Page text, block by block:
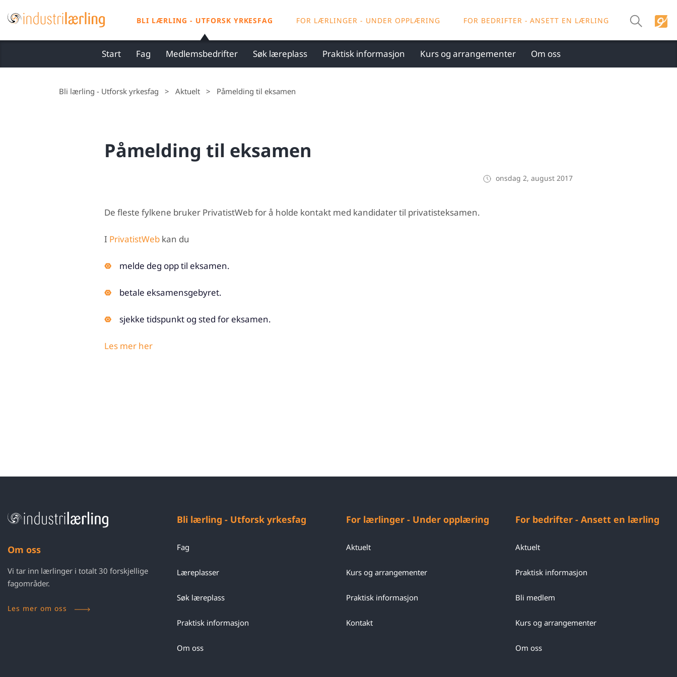
BLI LÆRLING - UTFORSK YRKESFAG FOR LÆRLINGER - UNDER OPPLÆRING FOR BEDRIFTER - ANSETT EN LÆRLING
Start Fag Medlemsbedrifter Søk læreplass Praktisk informasjon Kurs og arrangementer Om oss
Bli lærling - Utforsk yrkesfag > Aktuelt > Påmelding til eksamen
Påmelding til eksamen
onsdag 2, august 2017
De fleste fylkene bruker PrivatistWeb for å holde kontakt med kandidater til privatisteksamen.
I PrivatistWeb kan du
melde deg opp til eksamen.
betale eksamensgebyret.
sjekke tidspunkt og sted for eksamen.
Les mer her
Om oss
Vi tar inn lærlinger i totalt 30 forskjellige
fagområder.
Les mer om oss
Bli lærling - Utforsk yrkesfag
Fag
Læreplasser
Søk læreplass
Praktisk informasjon
Om oss
For lærlinger - Under opplæring
Aktuelt
Kurs og arrangementer
Praktisk informasjon
Kontakt
For bedrifter - Ansett en lærling
Aktuelt
Praktisk informasjon
Bli medlem
Kurs og arrangementer
Om oss